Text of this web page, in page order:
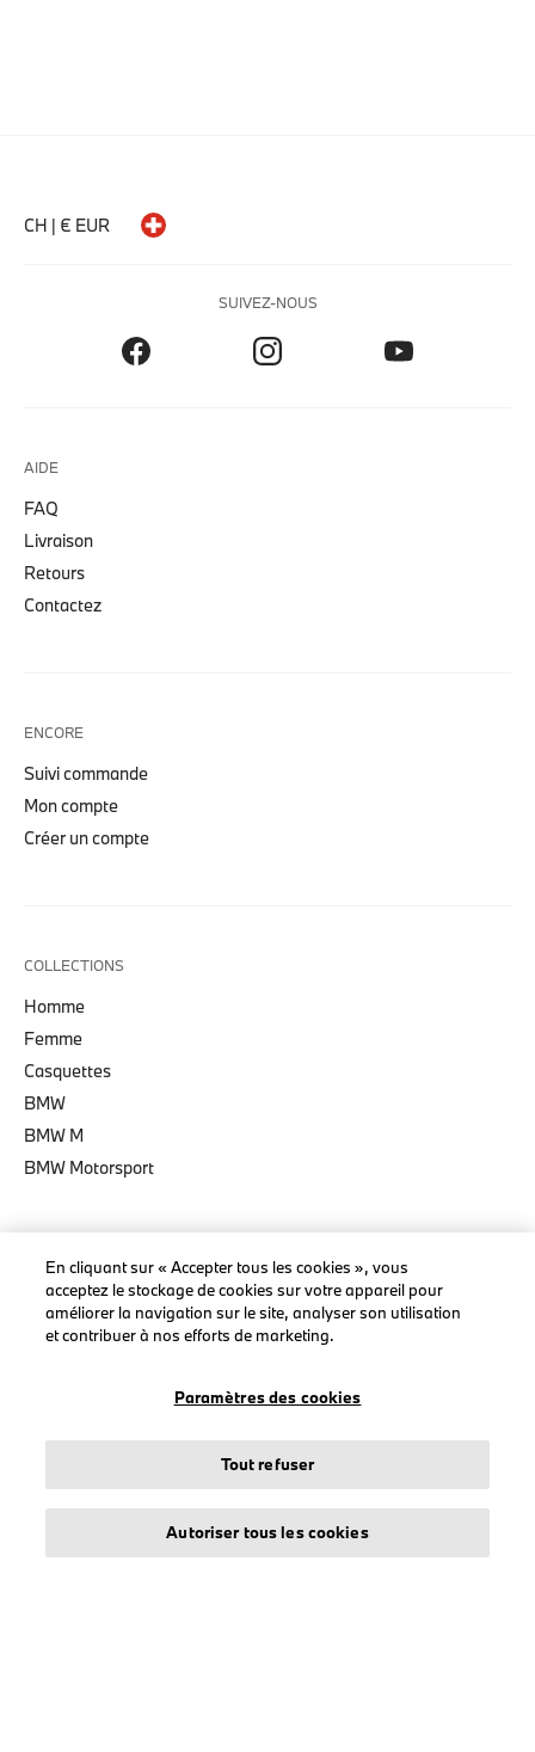
CH | € EUR
SUIVEZ-NOUS
AIDE
FAQ
Livraison
Retours
Contactez
ENCORE
Suivi commande
Mon compte
Créer un compte
COLLECTIONS
Homme
Femme
Casquettes
BMW
BMW M
BMW Motorsport
LEGAL
À propos de stichd
Protection des données
En cliquant sur « Accepter tous les cookies », vous
acceptez le stockage de cookies sur votre appareil pour
améliorer la navigation sur le site, analyser son utilisation
et contribuer à nos efforts de marketing.
Paramètres des cookies
Tout refuser
Autoriser tous les cookies